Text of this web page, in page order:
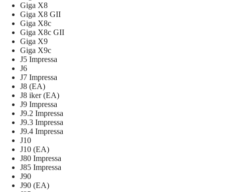
Giga X8
Giga X8 GII
Giga X8c
Giga X8c GII
Giga X9
Giga X9c
J5 Impressa
J6
J7 Impressa
J8 (EA)
J8 iker (EA)
J9 Impressa
J9.2 Impressa
J9.3 Impressa
J9.4 Impressa
J10
J10 (EA)
J80 Impressa
J85 Impressa
J90
J90 ​​​​(EA)